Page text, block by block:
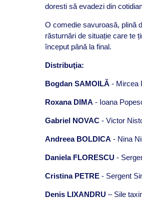
doresti să evadezi din
O comedie savuroasă, plină
răsturnări de situație care te
început până la final.
Distribuţia:
Bogdan SAMOILĂ - Mircea
Roxana DIMA - Ioana
Gabriel NOVAC- Victor
Andreea BOLDICA - Nina
Daniela FLORESCU -
Cristina PETRE- Sergent
Denis LIXANDRU – Sile